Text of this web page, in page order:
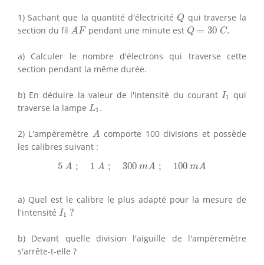
1) Sachant que la quantité d'électricité Q
Q qui traverse la
section du fil AF
A F pendant une minute est Q = 30 C.
Q= 30C .
a) Calculer le nombre d'électrons qui traverse cette
section pendant la même durée.
b) En déduire la valeur de l'intensité du courant I1
I1 qui
traverse la lampe L1 .
L
2) L'ampèremètre A
A comporte 100 divisions et possède
les calibres suivant :
5 A ; 1 A ; 300 mA ; 100 mA
A 1A; 300m A; 100 mA
a) Quel est le calibre le plus adapté pour la mesure de
l'intensité I1 ?
I1 ?
b) Devant quelle division l'aiguille de l'ampèremètre
s'arrête-t-elle ?